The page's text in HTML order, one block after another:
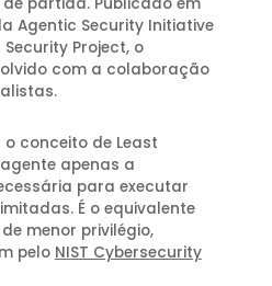
Agentic Security Initiative
Security Project, o
com a colaboração
conceito de Least
apenas a
para executar
É o equivalente
menor privilégio,
pelo NIST Cybersecurity